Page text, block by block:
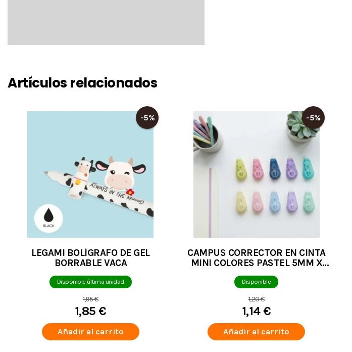
Artículos relacionados
-5%
LEGAMI BOLÍGRAFO DE GEL
BORRABLE VACA
Disponible última unidad
1,95 €
1,85 €
Añadir al carrito
-5%
CAMPUS CORRECTOR EN CINTA
MINI COLORES PASTEL 5MM X
6M
Disponible
1,20 €
1,14 €
Añadir al carrito